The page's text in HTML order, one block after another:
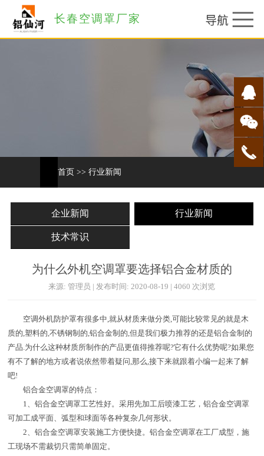
长春空调罩厂家
首页 >> 行业新闻
企业新闻 行业新闻
技术常识
为什么外机空调罩要选择铝合金材质的
来源: 管理员 | 发布时间: 2020-08-19 | 4060 次浏览
空调外机防护罩有很多中,就从材质来做分类,可能比较常见的就是木
质的,塑料的,不锈钢制的,铝合金制的,但是我们极力推荐的还是铝合金制的
产品.为什么这种材质所制作的产品更值得推荐呢?它有什么优势呢?如果您
有不了解的地方或者说依然带着疑问,那么,接下来就跟着小编一起来了解
吧!
铝合金空调罩的特点：
1、铝合金空调罩工艺性好。采用先加工后喷漆工艺，铝合金空调罩
可加工成平面、弧型和球面等各种复杂几何形状。
2、铝合金空调罩安装施工方便快捷。铝合金空调罩在工厂成型，施
工现场不需裁切只需简单固定。